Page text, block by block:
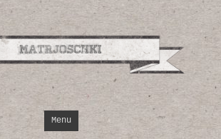
Design,
Menu Skip to content